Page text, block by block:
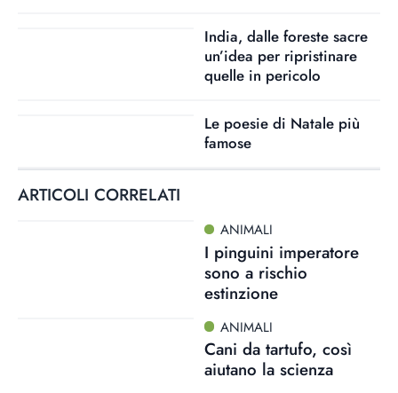
India, dalle foreste sacre
un’idea per ripristinare
quelle in pericolo
Le poesie di Natale più
famose
ARTICOLI CORRELATI
ANIMALI
I pinguini imperatore
sono a rischio
estinzione
ANIMALI
Cani da tartufo, così
aiutano la scienza